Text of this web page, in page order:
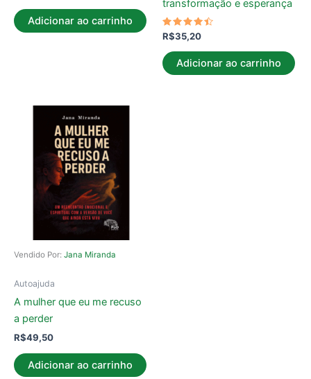
Adicionar ao carrinho
transformação e esperança
Avaliação
4.25
de 5
R$35,20
Adicionar ao carrinho
Vendido Por: Jana Miranda
Autoajuda
A mulher que eu me recuso
a perder
R$49,50
Adicionar ao carrinho